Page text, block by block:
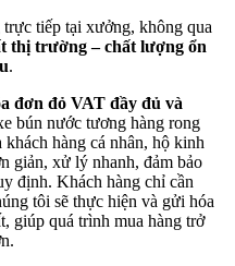
tiếp tại xưởng, không qua
thị trường – chất lượng ổn
.
đơn đỏ VAT đầy đủ và
bún nước tương hàng rong
khách hàng cá nhân, hộ kinh
giản, xử lý nhanh, đảm bảo
định. Khách hàng chỉ cần
tôi sẽ thực hiện và gửi hóa
giúp quá trình mua hàng trở